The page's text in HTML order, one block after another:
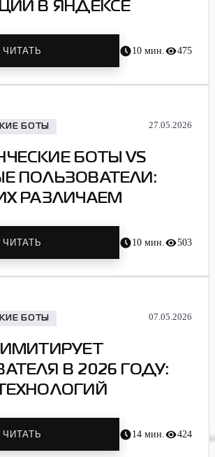
В ЯНДЕКСЕ
ЧИТАТЬ 10 мин. 475
БОТЫ 27.05.2026
БОТЫ VS
ПОЛЬЗОВАТЕЛИ:
РАЗЛИЧАЕМ
ЧИТАТЬ 10 мин. 503
БОТЫ 07.05.2026
В 2026 ГОДУ:
ЧИТАТЬ 14 мин. 424